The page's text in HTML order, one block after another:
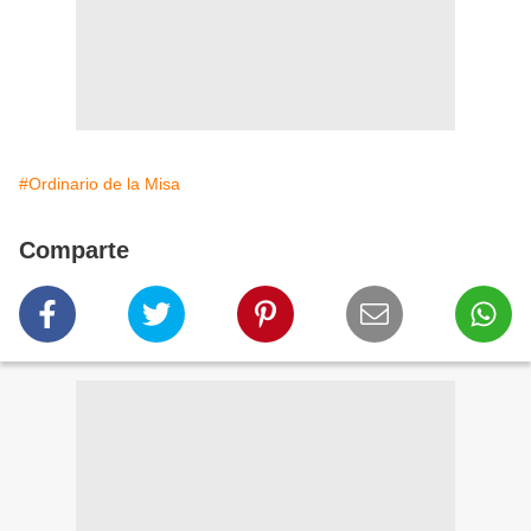
#Ordinario de la Misa
Comparte